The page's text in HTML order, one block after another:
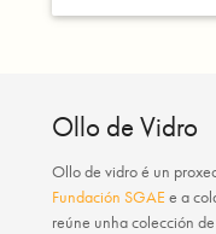
Ollo de Vidro
Ollo de vidroé un
Fundación SGAE e a
reúne unha colección